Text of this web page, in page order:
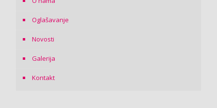
Oglašavanje
Novosti
Galerija
Kontakt